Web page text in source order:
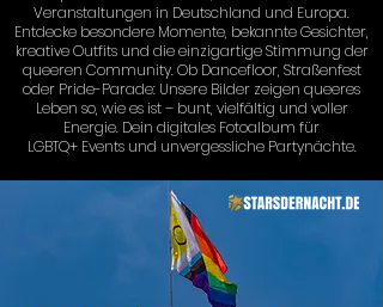
Veranstaltungen in Deutschland und Europa.
Entdecke besondere Momente, bekannte Gesichter,
kreative Outfits und die einzigartige Stimmung der
queeren Community. Ob Dancefloor, Straßenfest
oder Pride-Parade: Unsere Bilder zeigen queeres
Leben so, wie es ist – bunt, vielfältig und voller
Energie. Dein digitales Fotoalbum für
LGBTQ+ Events und unvergessliche Partynächte.